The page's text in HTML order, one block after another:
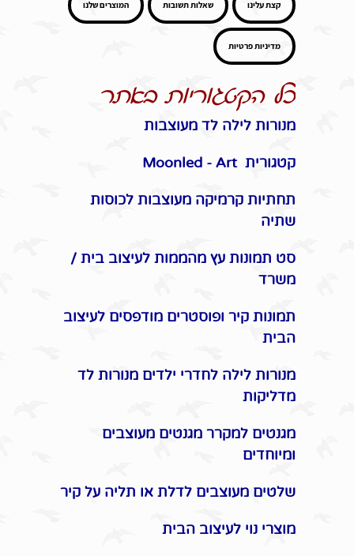
קצת עלינו שאלות תשובות המוצרים שלנו
מדיניות פרטיות
כל הקטגוריות באתר
מנורות לילה לד מעוצבות
קטגורית Moonled - Art
תחתיות קרמיקה מעוצבות לכוסות
שתיה
סט תמונות עץ מהממות לעיצוב בית /
משרד
תמונות קיר ופוסטרים מודפסים לעיצוב
הבית
מנורות לילה לחדרי ילדים מנורות לד
מדליקות
מגנטים למקרר מגנטים מעוצבים
ומיוחדים
שלטים מעוצבים לדלת או תליה על קיר
מוצרי נוי לעיצוב הבית